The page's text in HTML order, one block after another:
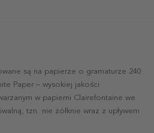
są na papierze o gramaturze 240
Paper – wysokiej jakości
w papierni Clairefontaine we
tzn. nie żółknie wraz z upływem